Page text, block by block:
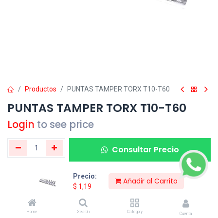
Precio:
$ 1,19
Añadir al Carrito
Home Search Category Cuenta
Productos PUNTAS TAMPER TORX T10-T60
PUNTAS TAMPER TORX T10-T60
Login to see price
Consultar Precio
Compartir: